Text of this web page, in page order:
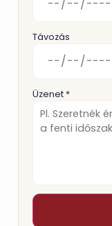
Távozás
Üzenet *